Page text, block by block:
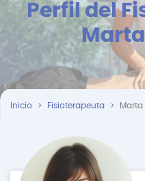
Perfil del
Inicio Fisioterapeuta